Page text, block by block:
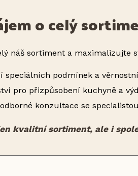
o celý
náš sortiment a maximalizujte
speciálních podmínek a
pro přizpůsobení kuchyně a
konzultace se
kvalitní sortiment, ale i